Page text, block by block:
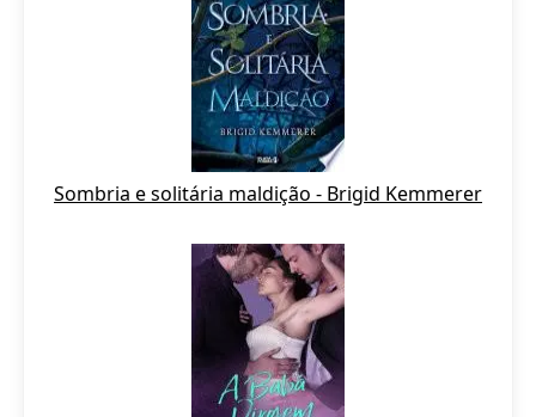
Sombria e solitária maldição - Brigid Kemmerer